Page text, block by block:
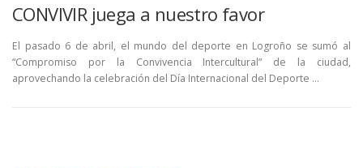
CONVIVIR juega a nuestro favor
El pasado 6 de abril, el mundo del deporte en Logroño se sumó al
“Compromiso por la Convivencia Intercultural” de la ciudad,
aprovechando la celebración del Día Internacional del Deporte …